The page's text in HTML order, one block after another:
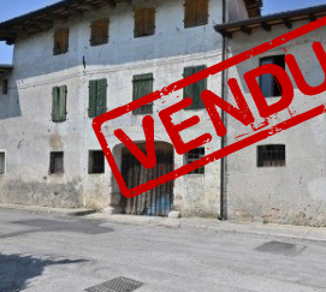
I nostri immobili
Dicono di noi
Vendi con noi
Lavora con noi
Trova il tuo
DOVE